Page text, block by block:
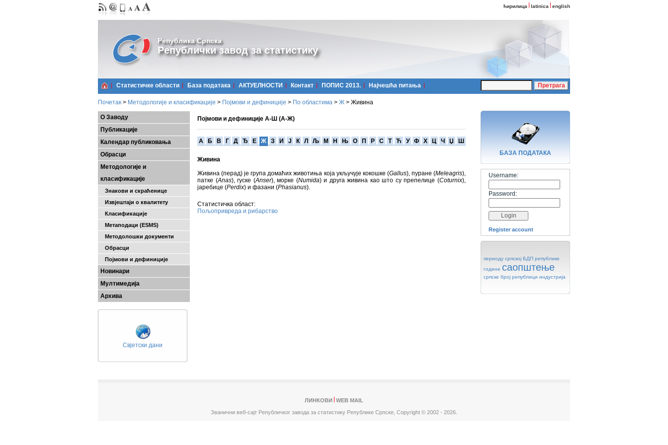
ћирилица latinica english
Република Српска
Републички завод за статистику
Статистичке области Базa података АКТУЕЛНОСТИ Контакт ПОПИС 2013. Најчешћa питања
Почетак > Методологије и класификације > Појмови и дефиниције > По областима > Ж > Живина
О Заводу
Публикације
Календар публиковања
Обрасци
Методологије и
класификације
Знакови и скраћенице
Извјештаји о квалитету
Класификације
Метаподаци (ESMS)
Методолошки документи
Обрасци
Појмови и дефиниције
Новинари
Мултимедија
Архива
Свјетски дани
Појмови и дефиниције А-Ш (А-Ж)
A Б В Г Д Ђ Е Ж З И Ј К Л Љ М Н Њ О П Р С Т Ћ У Ф Х Ц Ч Џ Ш
Живина
Живина (перад) је група домаћих животиња која укључује кокошке (Gallus), пуране (Meleagris),
патке (Anas), гуске (Anser), морке (Numida) и друга живина као што су препелице (Coturnix),
јаребице (Perdix) и фазани (Phasianus).
Статистичка област:
Пољопривреда и рибарство
БАЗA ПОДАТАКА
Username:
Password:
Register account
периоду српској БДП републике
године саопштење
српске број републици индустрија
ЛИНКОВИ
WEB MAIL
Званични веб-сајт Републичког завода за статистику Републике Српске, Copyright © 2002 - 2026.